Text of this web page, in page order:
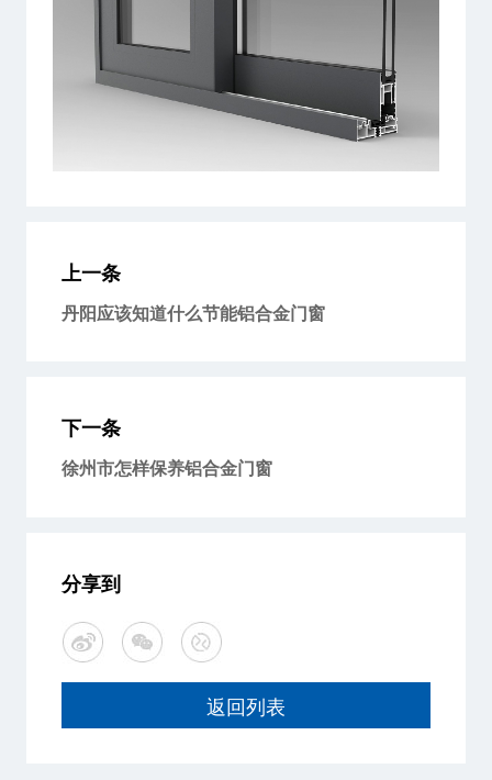
上一条
丹阳应该知道什么节能铝合金门窗
下一条
徐州市怎样保养铝合金门窗
分享到
返回列表